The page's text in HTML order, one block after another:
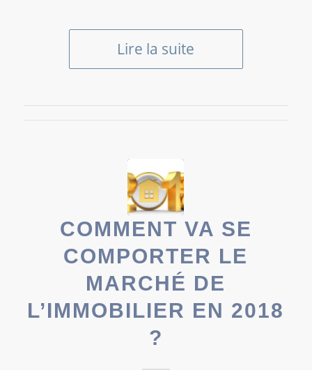
Lire la suite
COMMENT VA SE
COMPORTER LE
MARCHÉ DE
L’IMMOBILIER EN 2018
?